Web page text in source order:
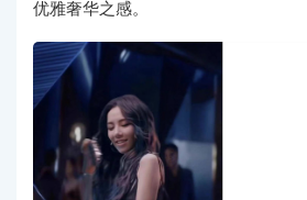
优雅奢华之感。